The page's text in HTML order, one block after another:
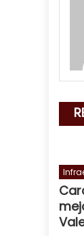
his
cum,
a
nice
milf